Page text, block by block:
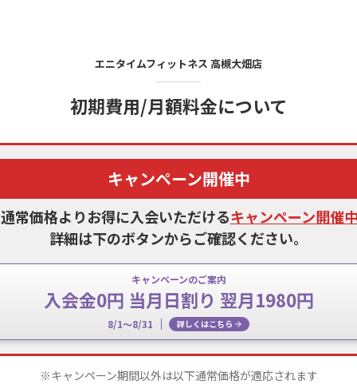
エニタイムフィットネス 高槻大畑店
初期費用/月額料金について
キャンペーン開催中
常価格よりお得に入会いただけるキャンペーン開催中
詳細は下のボタンからご確認ください。
キャンペーンのご案内
入会金0円 当月日割り 翌月1980円
8/1～8/31 詳しくはこちら
※キャンペーン期間以外は以下通常価格が適応されます